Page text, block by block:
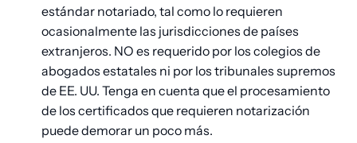
estándar notariado, tal como lo requieren
ocasionalmente las jurisdicciones de países
extranjeros. NO es requerido por los colegios de
abogados estatales ni por los tribunales supremos
de EE. UU. Tenga en cuenta que el procesamiento
de los certificados que requieren notarización
puede demorar un poco más.